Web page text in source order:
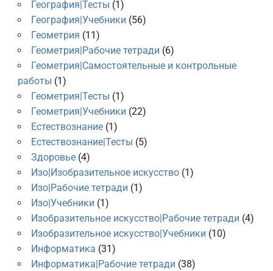
География|Тесты (1)
География|Учебники (56)
Геометрия (11)
Геометрия|Рабочие тетради (6)
Геометрия|Самостоятельные и контрольные
работы (1)
Геометрия|Тесты (1)
Геометрия|Учебники (22)
Естествознание(1)
Естествознание|Тесты (5)
Здоровье(4)
Изо|Изобразительное искусство(1)
Изо|Рабочие тетради (1)
Изо|Учебники (1)
Изобразительное искусство|Рабочие тетради (4)
Изобразительное искусство|Учебники (10)
Информатика (31)
Информатика|Рабочие тетради (38)